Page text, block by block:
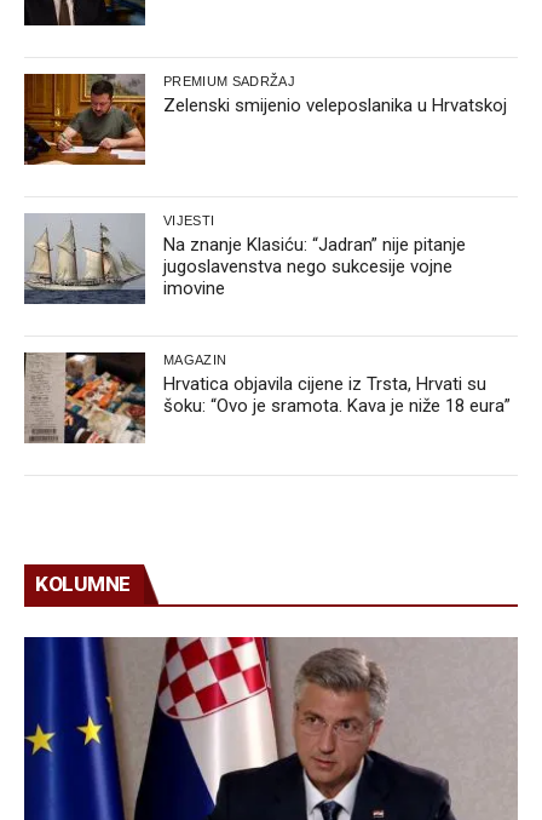
PREMIUM SADRŽAJ
Zelenski smijenio veleposlanika u Hrvatskoj
VIJESTI
Na znanje Klasiću: “Jadran” nije pitanje
jugoslavenstva nego sukcesije vojne
imovine
MAGAZIN
Hrvatica objavila cijene iz Trsta, Hrvati su
šoku: “Ovo je sramota. Kava je niže 18 eura”
KOLUMNE